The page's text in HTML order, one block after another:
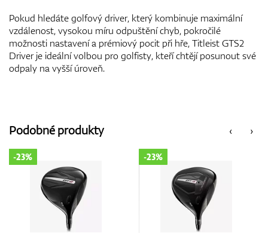
Pokud hledáte golfový driver, který kombinuje maximální
vzdálenost, vysokou míru odpuštění chyb, pokročilé
možnosti nastavení a prémiový pocit při hře, Titleist GTS2
Driver je ideální volbou pro golfisty, kteří chtějí posunout své
odpaly na vyšší úroveň.
‹
Podobné produkty ›
-23% -23%